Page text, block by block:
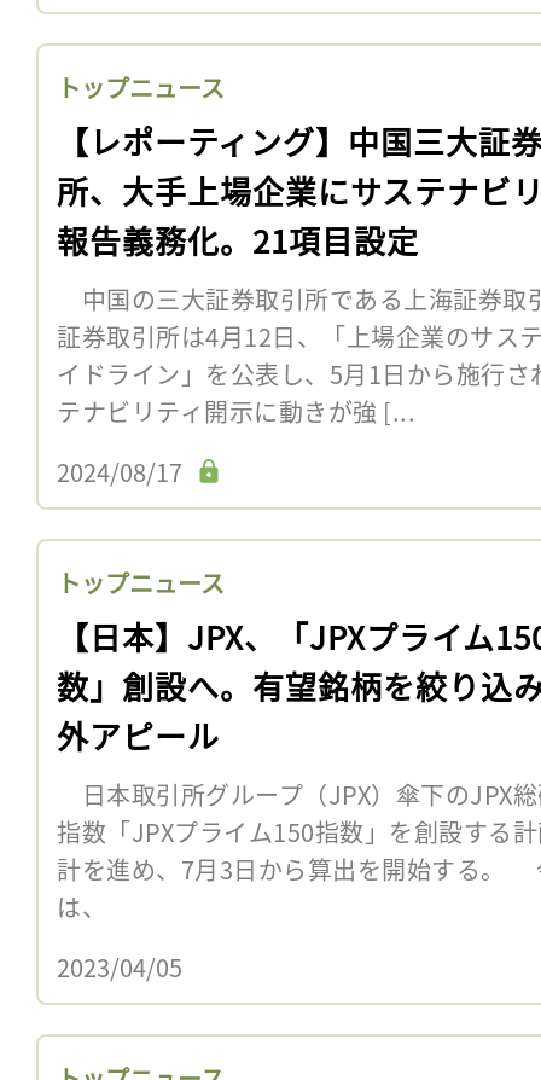
トップニュース
【レポーティング】中国三大証
所、大手上場企業にサステナビ
報告義務化。21項目設定
中国の三大証券取引所である上海証券取
証券取引所は4月12日、「上場企業のサス
イドライン」を公表し、5月1日から施行
テナビリティ開示に動きが強 [...
2024/08/17
トップニュース
【日本】JPX、「JPXプライム
数」創設へ。有望銘柄を絞り込
外アピール
日本取引所グループ（JPX）傘下のJPX
指数「JPXプライム150指数」を創設する
計を進め、7月3日から算出を開始する。
は、
2023/04/05